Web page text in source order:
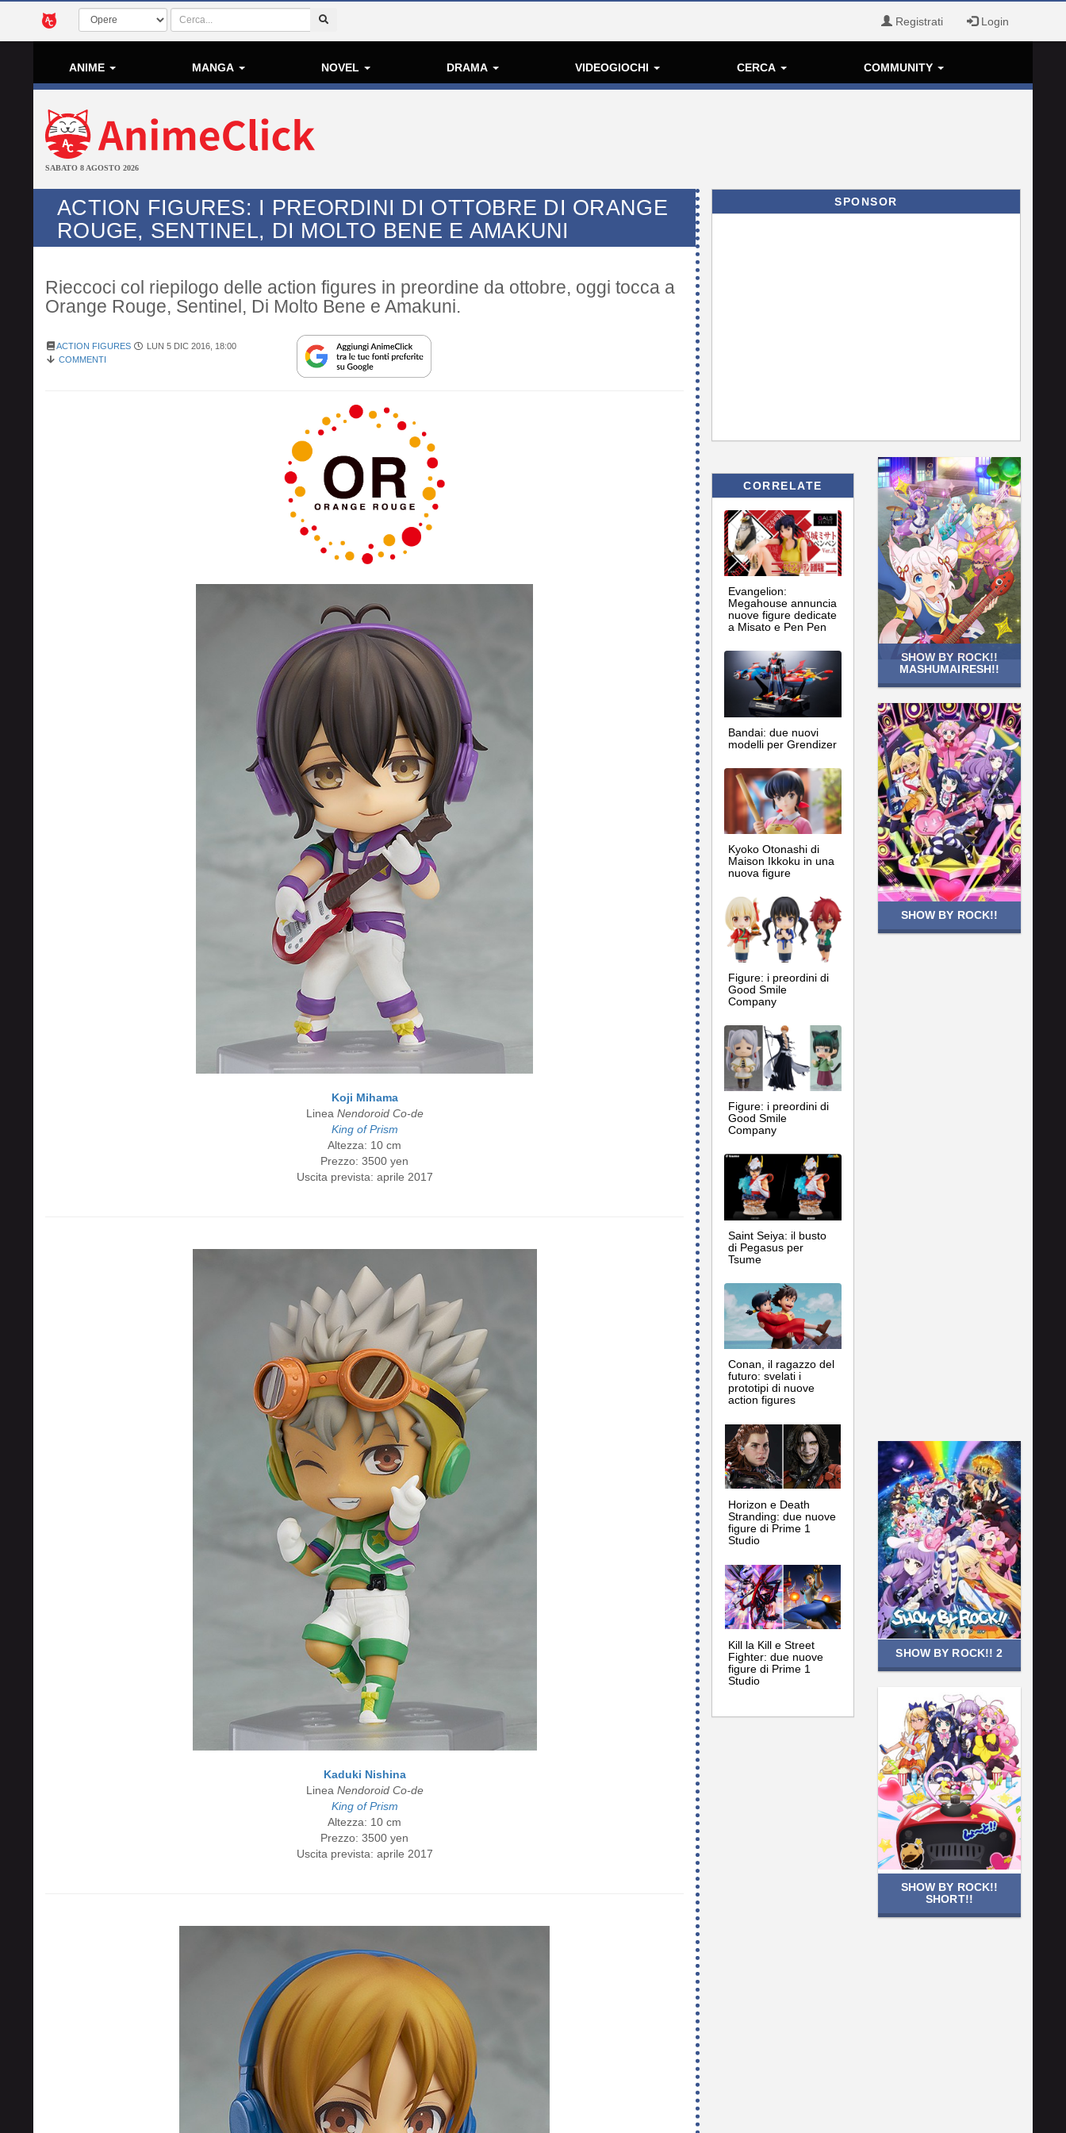
Registrati Login
ANIME MANGA NOVEL DRAMA VIDEOGIOCHI CERCA COMMUNITY
SABATO 8 AGOSTO 2026
ACTION FIGURES: I PREORDINI DI OTTOBRE DI ORANGE
ROUGE, SENTINEL, DI MOLTO BENE E AMAKUNI
Rieccoci col riepilogo delle action figures in preordine da ottobre, oggi tocca a
Orange Rouge, Sentinel, Di Molto Bene e Amakuni.
ACTION FIGURES
LUN 5 DIC 2016, 18:00
COMMENTI
Koji Mihama
Linea Nendoroid Co-de
King of Prism
Altezza: 10 cm
Prezzo: 3500 yen
Uscita prevista: aprile 2017
Kaduki Nishina
Linea Nendoroid Co-de
King of Prism
Altezza: 10 cm
Prezzo: 3500 yen
Uscita prevista: aprile 2017
SPONSOR
CORRELATE
Evangelion:
Megahouse annuncia
nuove figure dedicate
a Misato e Pen Pen
Bandai: due nuovi
modelli per Grendizer
Kyoko Otonashi di
Maison Ikkoku in una
nuova figure
Figure: i preordini di
Good Smile
Company
Figure: i preordini di
Good Smile
Company
Saint Seiya: il busto
di Pegasus per
Tsume
Conan, il ragazzo del
futuro: svelati i
prototipi di nuove
action figures
Horizon e Death
Stranding: due nuove
figure di Prime 1
Studio
Kill la Kill e Street
Fighter: due nuove
figure di Prime 1
Studio
SHOW BY ROCK!!
MASHUMAIRESH!!
SHOW BY ROCK!!
SHOW BY ROCK!! 2
SHOW BY ROCK!!
SHORT!!